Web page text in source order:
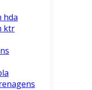
hda
ktr